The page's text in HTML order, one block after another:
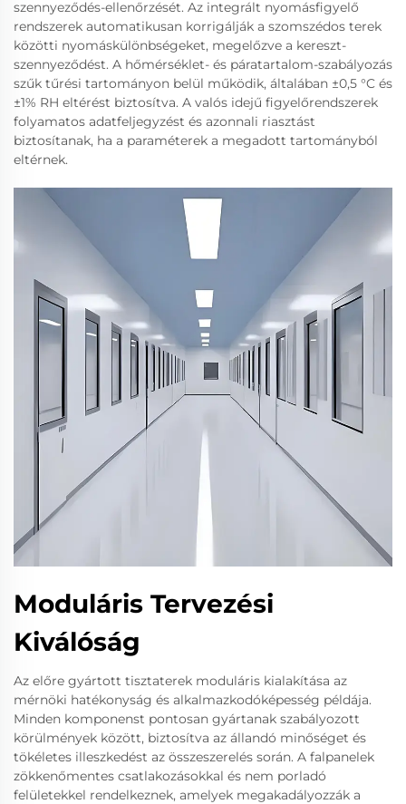
szennyeződés-ellenőrzését. Az integrált nyomásfigyelő
rendszerek automatikusan korrigálják a szomszédos terek
közötti nyomáskülönbségeket, megelőzve a kereszt-
szennyeződést. A hőmérséklet- és páratartalom-szabályozás
szűk tűrési tartományon belül működik, általában ±0,5 °C és
±1% RH eltérést biztosítva. A valós idejű figyelőrendszerek
folyamatos adatfeljegyzést és azonnali riasztást
biztosítanak, ha a paraméterek a megadott tartományból
eltérnek.
Moduláris Tervezési
Kiválóság
Az előre gyártott tisztaterek moduláris kialakítása az
mérnöki hatékonyság és alkalmazkodóképesség példája.
Minden komponenst pontosan gyártanak szabályozott
körülmények között, biztosítva az állandó minőséget és
tökéletes illeszkedést az összeszerelés során. A falpanelek
zökkenőmentes csatlakozásokkal és nem porladó
felületekkel rendelkeznek, amelyek megakadályozzák a